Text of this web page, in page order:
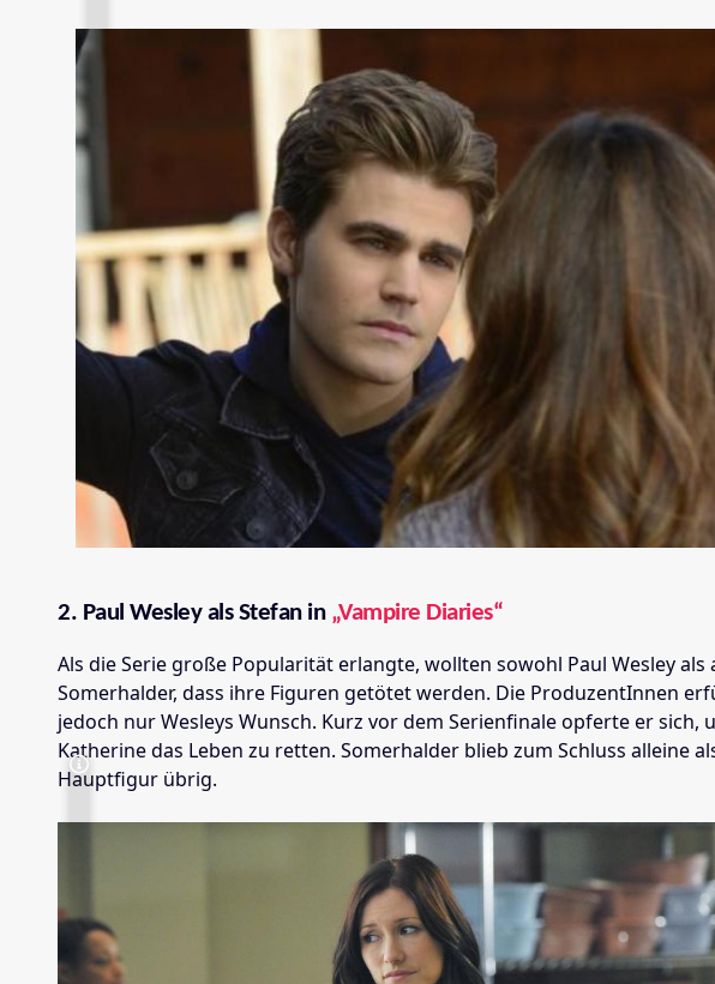
2. Paul Wesley als Stefan in „Vampire Diaries“
Als die Serie große Popularität erlangte, wollten sowohl Paul Wesley als
Somerhalder, dass ihre Figuren getötet werden. Die ProduzentInnen
jedoch nur Wesleys Wunsch. Kurz vor dem Serienfinale opferte er sich,
Katherine das Leben zu retten. Somerhalder blieb zum Schluss alleine
Hauptfigur übrig.